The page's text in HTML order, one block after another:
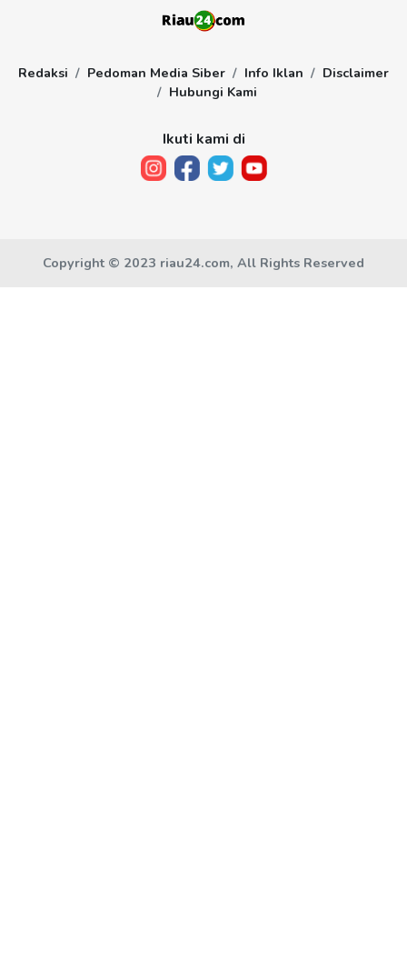
Redaksi Pedoman Media Siber Info Iklan
Disclaimer
Hubungi Kami
Ikuti kami di
Copyright © 2023 riau24.com, All Rights Reserved